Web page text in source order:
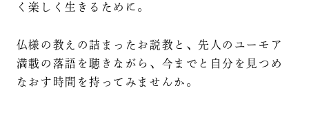
く楽しく生きるために。
仏様の教えの詰まったお説教と、先人のユーモア
満載の落語を聴きながら、今までと自分を見つめ
なおす時間を持ってみませんか。